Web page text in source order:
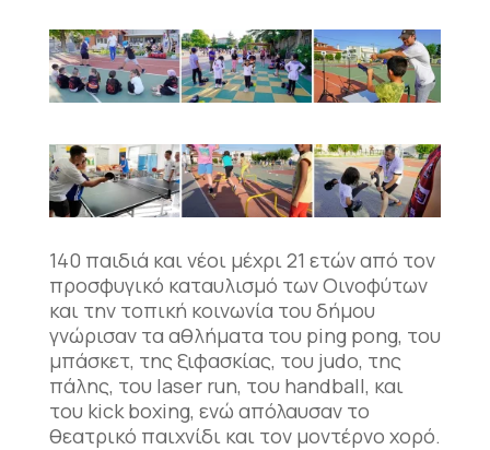
140 παιδιά και νέοι μέχρι 21 ετών από τον
προσφυγικό καταυλισμό των Οινοφύτων
και την τοπική κοινωνία του δήμου
γνώρισαν τα αθλήματα του ping pong, του
μπάσκετ, της ξιφασκίας, του judo, της
πάλης, του laser run, του handball, και
του kick boxing, ενώ απόλαυσαν το
θεατρικό παιχνίδι και τον μοντέρνο χορό.